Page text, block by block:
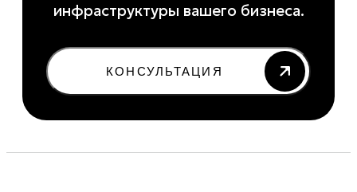
инфраструктуры вашего бизнеса.
КОНСУЛЬТАЦИЯ